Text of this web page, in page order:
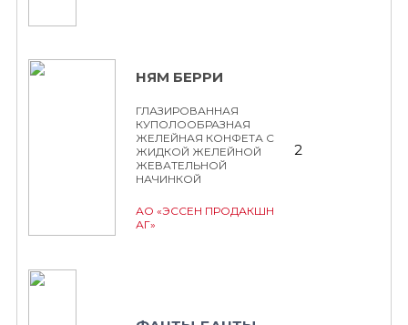
НЯМ БЕРРИ
ГЛАЗИРОВАННАЯ
КУПОЛООБРАЗНАЯ
ЖЕЛЕЙНАЯ КОНФЕТА С
ЖИДКОЙ ЖЕЛЕЙНОЙ
ЖЕВАТЕЛЬНОЙ
НАЧИНКОЙ
АО «ЭССЕН ПРОДАКШН
АГ»
2